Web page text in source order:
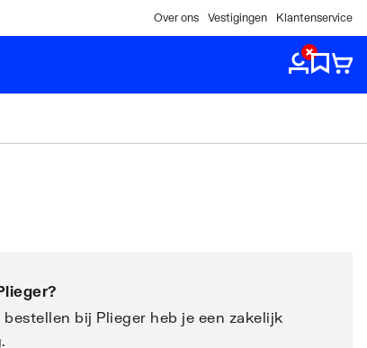
Over ons Vestigingen Klantenservice
?
bij Plieger heb je een zakelijk